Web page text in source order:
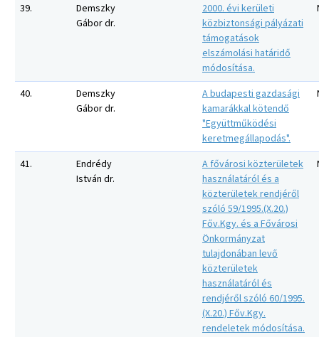
39.
Demszky
Gábor dr.
2000. évi kerületi
közbiztonsági pályázati
támogatások
elszámolási határidő
módosítása.
40.
Demszky
Gábor dr.
A budapesti gazdasági
kamarákkal kötendő
"Együttműködési
keretmegállapodás".
41.
Endrédy
István dr.
A fővárosi közterületek
használatáról és a
közterületek rendjéről
szóló 59/1995.(X.20.)
Főv.Kgy. és a Fővárosi
Önkormányzat
tulajdonában levő
közterületek
használatáról és
rendjéről szóló 60/1995.
(X.20.) Főv.Kgy.
rendeletek módosítása.